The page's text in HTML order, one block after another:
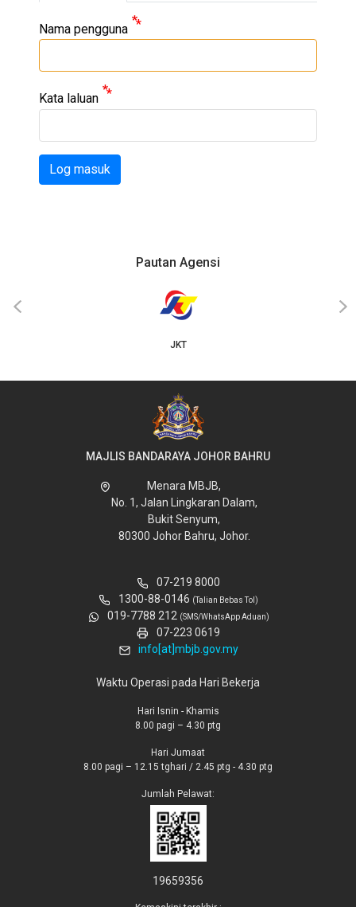
Nama pengguna
Kata laluan
Log masuk
Pautan Agensi
JKT
‹ ›
MAJLIS BANDARAYA JOHOR BAHRU
Menara MBJB,
No. 1, Jalan Lingkaran Dalam,
Bukit Senyum,
80300 Johor Bahru, Johor.
07-219 8000
1300-88-0146 (Talian Bebas Tol)
019-7788 212 (SMS/WhatsApp Aduan)
07-223 0619
info[at]mbjb.gov.my
Waktu Operasi pada Hari Bekerja
Hari Isnin - Khamis
8.00 pagi – 4.30 ptg
Hari Jumaat
8.00 pagi – 12.15 tghari / 2.45 ptg - 4.30 ptg
Jumlah Pelawat:
19659356